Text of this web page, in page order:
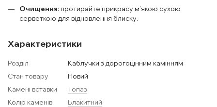
Очищення: протирайте прикрасу м’якою сухою
серветкою для відновлення блиску.
Характеристики
Розділ
Каблучки з дорогоцінним камінням
Стан товару
Новий
Камені вставки
Топаз
Колір каменів
Блакитний